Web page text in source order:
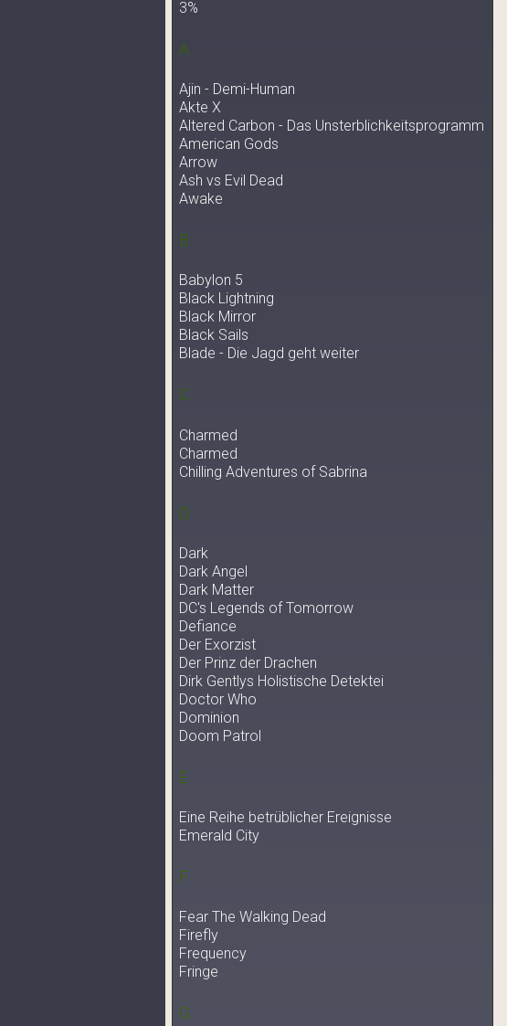
3%
A
Ajin - Demi-Human
Akte X
Altered Carbon - Das Unsterblichkeitsprogramm
American Gods
Arrow
Ash vs Evil Dead
Awake
B
Babylon 5
Black Lightning
Black Mirror
Black Sails
Blade - Die Jagd geht weiter
C
Charmed
Charmed
Chilling Adventures of Sabrina
D
Dark
Dark Angel
Dark Matter
DC's Legends of Tomorrow
Defiance
Der Exorzist
Der Prinz der Drachen
Dirk Gentlys Holistische Detektei
Doctor Who
Dominion
Doom Patrol
E
Eine Reihe betrüblicher Ereignisse
Emerald City
F
Fear The Walking Dead
Firefly
Frequency
Fringe
G